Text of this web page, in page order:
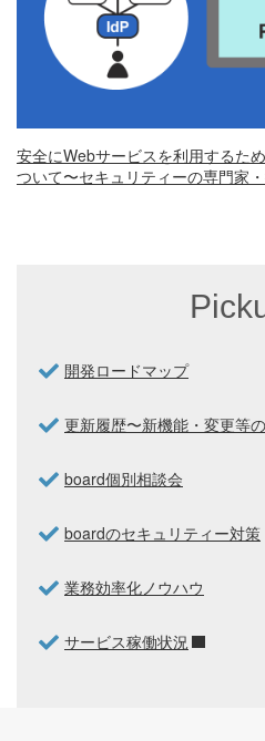
安全にWebサービスを利用するた
ついて〜セキュリティーの専門家
開発ロードマップ
更新履歴〜新機能・変更等
board個別相談会
boardのセキュリティー対策
業務効率化ノウハウ
サービス稼働状況